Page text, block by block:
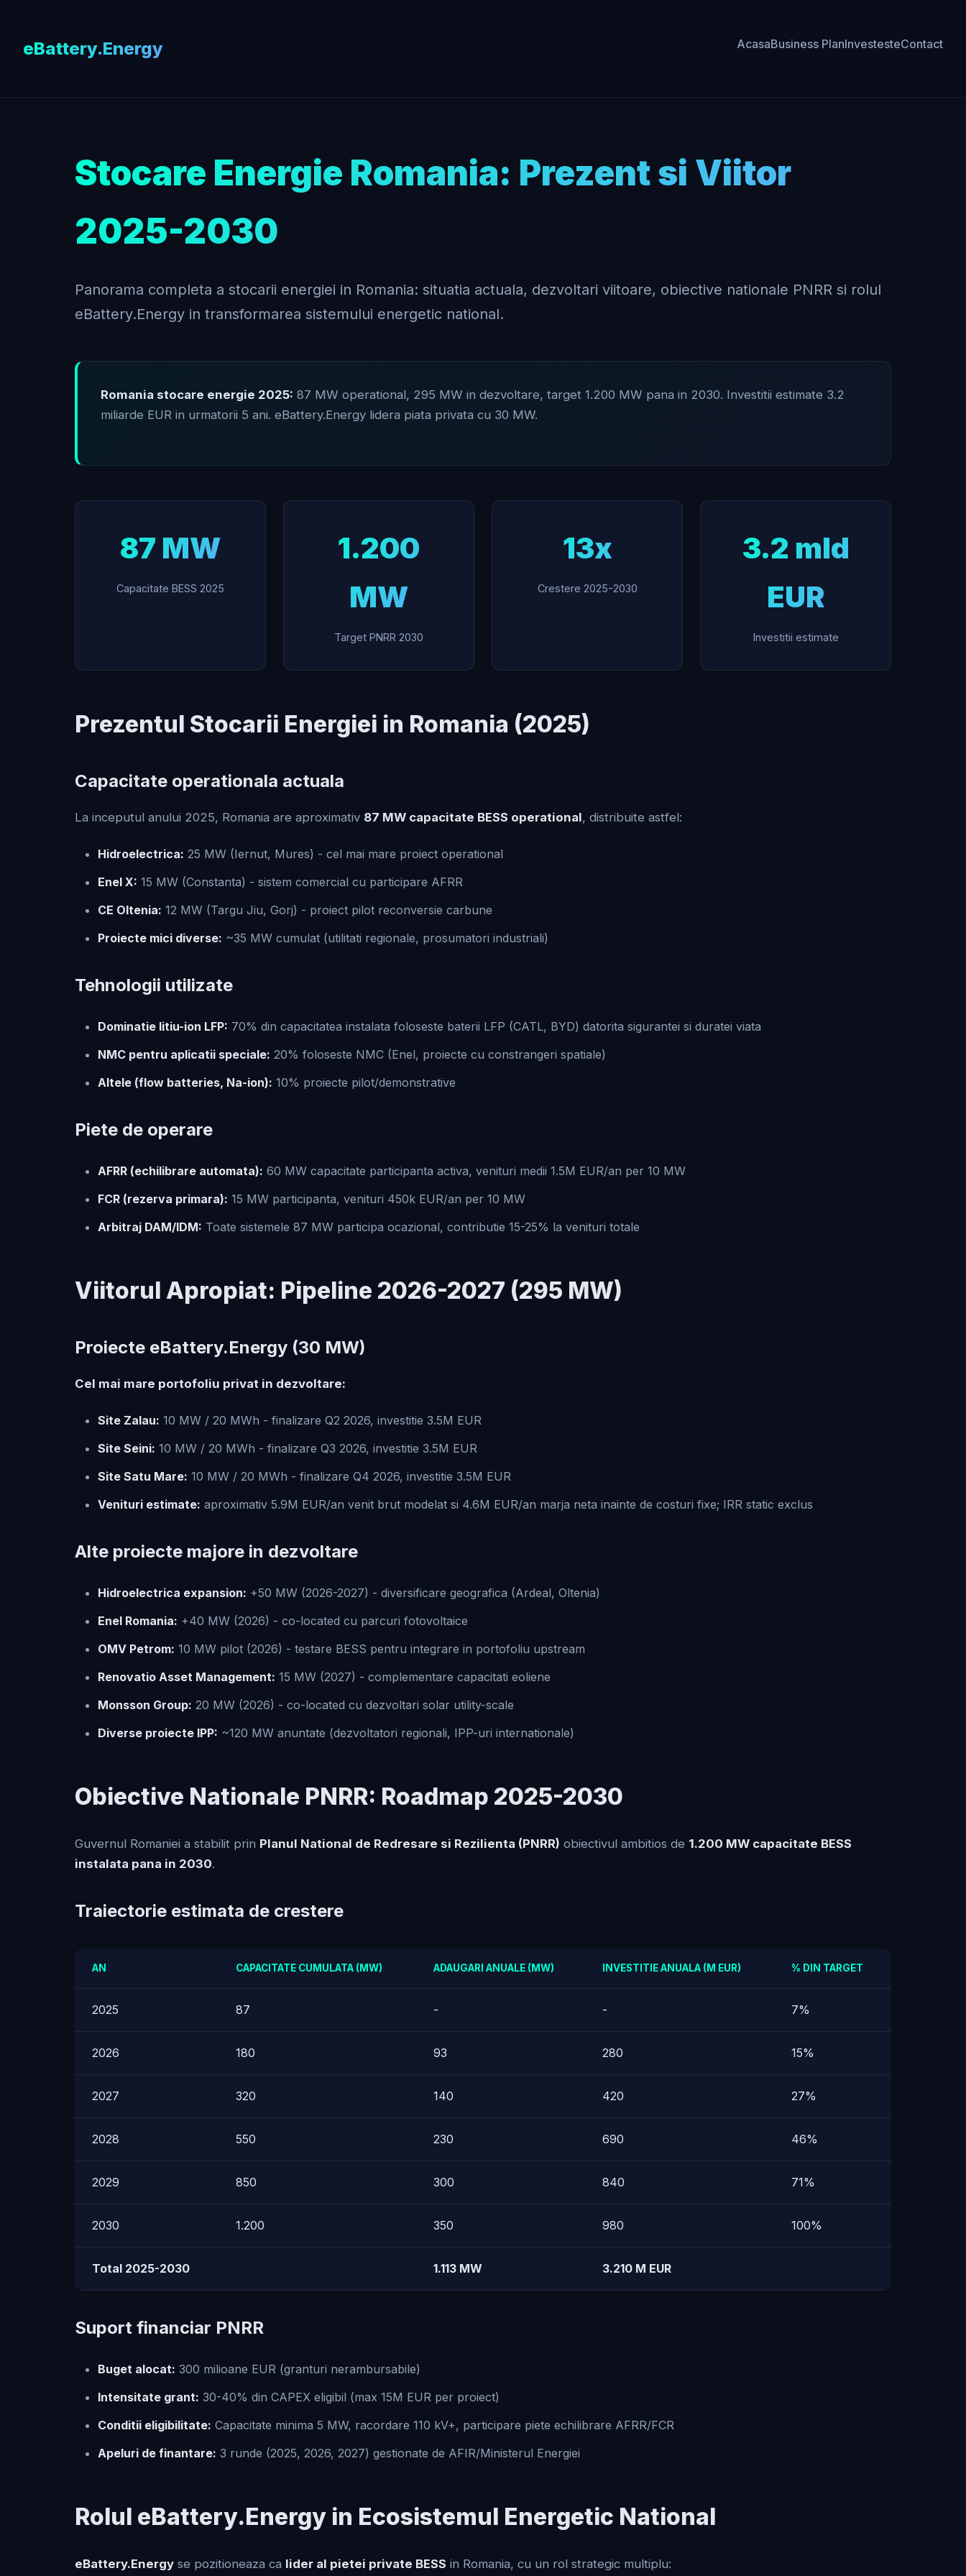
eBattery.Energy AcasaBusiness PlanInvestesteContact
Stocare Energie Romania: Prezent si Viitor
2025-2030
Panorama completa a stocarii energiei in Romania: situatia actuala, dezvoltari viitoare, obiective nationale PNRR si rolul
eBattery.Energy in transformarea sistemului energetic national.
Romania stocare energie 2025: 87 MW operational, 295 MW in dezvoltare, target 1.200 MW pana in 2030. Investitii estimate 3.2
miliarde EUR in urmatorii 5 ani. eBattery.Energy lidera piata privata cu 30 MW.
87 MW
Capacitate BESS 2025
1.200
MW
Target PNRR 2030
13x
Crestere 2025-2030
3.2 mld
EUR
Investitii estimate
Prezentul Stocarii Energiei in Romania (2025)
Capacitate operationala actuala
La inceputul anului 2025, Romania are aproximativ 87 MW capacitate BESS operational, distribuite astfel:
Hidroelectrica: 25 MW (Iernut, Mures) - cel mai mare proiect operational
Enel X: 15 MW (Constanta) - sistem comercial cu participare AFRR
CE Oltenia: 12 MW (Targu Jiu, Gorj) - proiect pilot reconversie carbune
Proiecte mici diverse: ~35 MW cumulat (utilitati regionale, prosumatori industriali)
Tehnologii utilizate
Dominatie litiu-ion LFP: 70% din capacitatea instalata foloseste baterii LFP (CATL, BYD) datorita sigurantei si duratei viata
NMC pentru aplicatii speciale: 20% foloseste NMC (Enel, proiecte cu constrangeri spatiale)
Altele (flow batteries, Na-ion): 10% proiecte pilot/demonstrative
Piete de operare
AFRR (echilibrare automata): 60 MW capacitate participanta activa, venituri medii 1.5M EUR/an per 10 MW
FCR (rezerva primara): 15 MW participanta, venituri 450k EUR/an per 10 MW
Arbitraj DAM/IDM: Toate sistemele 87 MW participa ocazional, contributie 15-25% la venituri totale
Viitorul Apropiat: Pipeline 2026-2027 (295 MW)
Proiecte eBattery.Energy (30 MW)
Cel mai mare portofoliu privat in dezvoltare:
Site Zalau: 10 MW / 20 MWh - finalizare Q2 2026, investitie 3.5M EUR
Site Seini: 10 MW / 20 MWh - finalizare Q3 2026, investitie 3.5M EUR
Site Satu Mare: 10 MW / 20 MWh - finalizare Q4 2026, investitie 3.5M EUR
Venituri estimate: aproximativ 5.9M EUR/an venit brut modelat si 4.6M EUR/an marja neta inainte de costuri fixe; IRR static exclus
Alte proiecte majore in dezvoltare
Hidroelectrica expansion: +50 MW (2026-2027) - diversificare geografica (Ardeal, Oltenia)
Enel Romania: +40 MW (2026) - co-located cu parcuri fotovoltaice
OMV Petrom: 10 MW pilot (2026) - testare BESS pentru integrare in portofoliu upstream
Renovatio Asset Management: 15 MW (2027) - complementare capacitati eoliene
Monsson Group: 20 MW (2026) - co-located cu dezvoltari solar utility-scale
Diverse proiecte IPP: ~120 MW anuntate (dezvoltatori regionali, IPP-uri internationale)
Obiective Nationale PNRR: Roadmap 2025-2030
Guvernul Romaniei a stabilit prin Planul National de Redresare si Rezilienta (PNRR) obiectivul ambitios de 1.200 MW capacitate BESS
instalata pana in 2030.
Traiectorie estimata de crestere
AN CAPACITATE CUMULATA (MW) ADAUGARI ANUALE (MW) INVESTITIE ANUALA (M EUR) % DIN TARGET
2025 87 - - 7%
2026 180 93 280 15%
2027 320 140 420 27%
2028 550 230 690 46%
2029 850 300 840 71%
2030 1.200 350 980 100%
Total 2025-2030 1.113 MW 3.210 M EUR
Suport financiar PNRR
Buget alocat: 300 milioane EUR (granturi nerambursabile)
Intensitate grant: 30-40% din CAPEX eligibil (max 15M EUR per proiect)
Conditii eligibilitate: Capacitate minima 5 MW, racordare 110 kV+, participare piete echilibrare AFRR/FCR
Apeluri de finantare: 3 runde (2025, 2026, 2027) gestionate de AFIR/Ministerul Energiei
Rolul eBattery.Energy in Ecosistemul Energetic National
eBattery.Energy se pozitioneaza ca lider al pietei private BESS in Romania, cu un rol strategic multiplu: